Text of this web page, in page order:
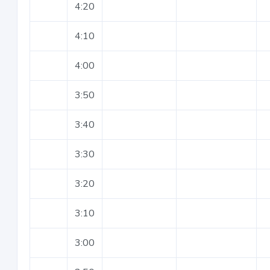
4:20
4:10
4:00
3:50
3:40
3:30
3:20
3:10
3:00